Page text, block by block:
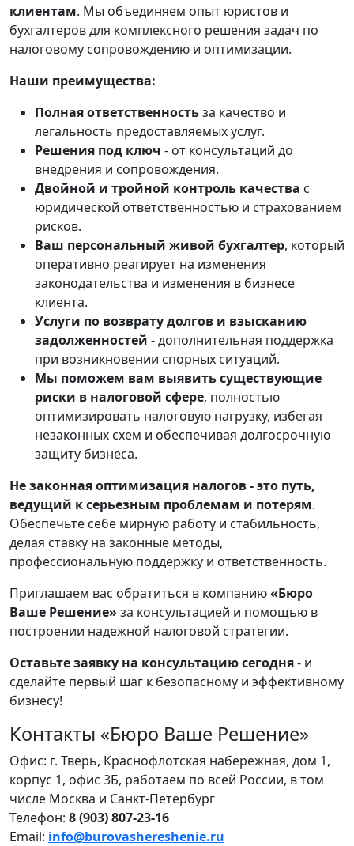
клиентам. Мы объединяем опыт юристов и
бухгалтеров для комплексного решения задач по
налоговому сопровождению и оптимизации.
Наши преимущества:
Полная ответственностьза качество и
легальность предоставляемых услуг.
Решения под ключ - от консультаций до
внедрения и сопровождения.
Двойной и тройной контроль качества с
юридической ответственностью и страхованием
рисков.
Ваш персональный живой бухгалтер, который
оперативно реагирует на изменения
законодательства и изменения в бизнесе
клиента.
Услуги по возврату долгов и взысканию
задолженностей - дополнительная поддержка
при возникновении спорных ситуаций.
Мы поможем вам выявить существующие
риски в налоговой сфере, полностью
оптимизировать налоговую нагрузку, избегая
незаконных схем и обеспечивая долгосрочную
защиту бизнеса.
Не законная оптимизация налогов - это путь,
ведущий к серьезным проблемам и потерям.
Обеспечьте себе мирную работу и стабильность,
делая ставку на законные методы,
профессиональную поддержку и ответственность.
Приглашаем вас обратиться в компанию«Бюро
Ваше Решение» за консультацией и помощью в
построении надежной налоговой стратегии.
Оставьте заявку на консультацию сегодня- и
сделайте первый шаг к безопасному и эффективному
бизнесу!
Контакты «Бюро Ваше Решение»
Офис: г. Тверь, Краснофлотская набережная, дом 1,
корпус 1, офис 3Б, работаем по всей России, в том
числе Москва и Санкт-Петербург
Телефон: 8 (903) 807‑23‑16
Email: info@burovashereshenie.ru